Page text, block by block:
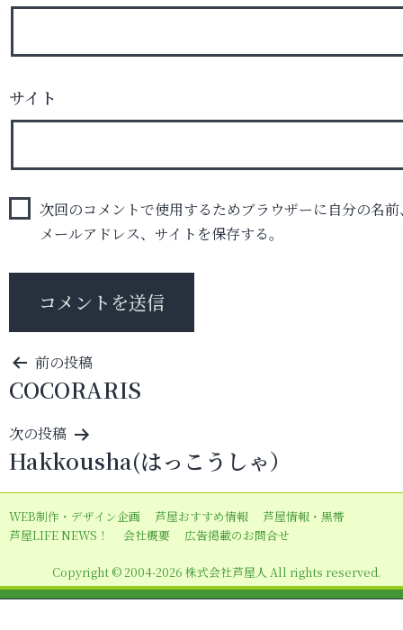
サイト
次回のコメントで使用するためブラウザーに自分の名前
メールアドレス、サイトを保存する。
投
稿
ナ
ビ
ゲ
ー
シ
ン
前の投稿
COCORARIS
次の投稿
Hakkousha(はっこうしゃ）
WEB制作・デザイン企画 芦屋おすすめ情報
芦屋情報・黒帯
芦屋LIFE NEWS！
会社概要 広告掲載のお問合せ
Copyright © 2004-2026 株式会社芦屋人 All rights reserved.